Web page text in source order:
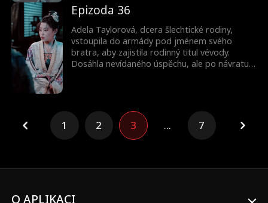
Nečekaně se znovu narodila jako princezna.
Pak začala svou cestu pomsty...
Epizoda 36
Adela Taylorová, dcera šlechtické rodiny,
vstoupila do armády pod jménem svého
bratra, aby zajistila rodinný titul vévody.
Dosáhla nevídaného úspěchu, ale po návratu
Pak začala svou cestu pomsty...
1 2 3 ... 7
O APLIKACI